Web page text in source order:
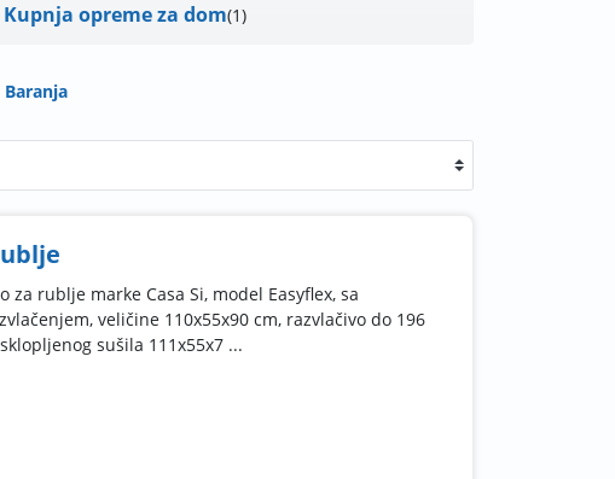
Kupnja opreme za dom 1
za rublje marke Casa Si, model Easyflex, sa
veličine 110x55x90 cm, razvlačivo do 196
sušila 111x55x7 ...